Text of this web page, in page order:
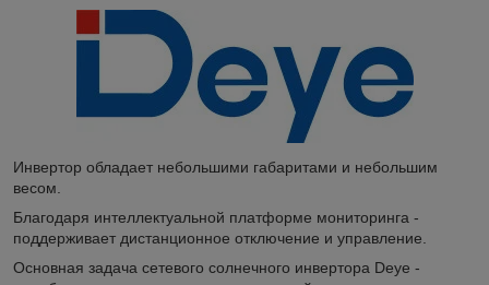
Инвертор обладает небольшими габаритами и небольшим
весом.
Благодаря интеллектуальной платформе мониторинга -
поддерживает дистанционное отключение и управление.
Основная задача сетевого солнечного инвертора Deye -